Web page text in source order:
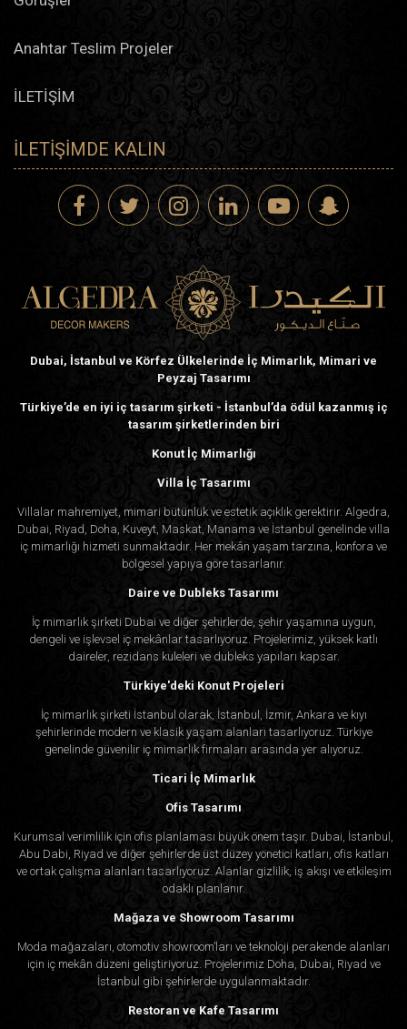
Anahtar Teslim Projeler
İLETİŞİM
İLETIŞIMDE KALIN
Dubai, İstanbul ve Körfez Ülkelerinde İç Mimarlık, Mimari ve
Peyzaj Tasarımı
Türkiye’de en iyi iç tasarım şirketi - İstanbul’da ödül kazanmış iç
tasarım şirketlerinden biri
Konut İç Mimarlığı
Villa İç Tasarımı
Villalar mahremiyet, mimari bütünlük ve estetik açıklık gerektirir. Algedra,
Dubai, Riyad, Doha, Kuveyt, Maskat, Manama ve İstanbul genelinde villa
iç mimarlığı hizmeti sunmaktadır. Her mekân yaşam tarzına, konfora ve
bölgesel yapıya göre tasarlanır.
Daire ve Dubleks Tasarımı
İç mimarlık şirketi Dubai ve diğer şehirlerde, şehir yaşamına uygun,
dengeli ve işlevsel iç mekânlar tasarlıyoruz. Projelerimiz, yüksek katlı
daireler, rezidans kuleleri ve dubleks yapıları kapsar.
Türkiye'deki Konut Projeleri
İç mimarlık şirketi İstanbul olarak, İstanbul, İzmir, Ankara ve kıyı
şehirlerinde modern ve klasik yaşam alanları tasarlıyoruz. Türkiye
genelinde güvenilir iç mimarlık firmaları arasında yer alıyoruz.
Ticari İç Mimarlık
Ofis Tasarımı
Kurumsal verimlilik için ofis planlaması büyük önem taşır. Dubai, İstanbul,
Abu Dabi, Riyad ve diğer şehirlerde üst düzey yönetici katları, ofis katları
ve ortak çalışma alanları tasarlıyoruz. Alanlar gizlilik, iş akışı ve etkileşim
odaklı planlanır.
Mağaza ve Showroom Tasarımı
Moda mağazaları, otomotiv showroom’ları ve teknoloji perakende alanları
için iç mekân düzeni geliştiriyoruz. Projelerimiz Doha, Dubai, Riyad ve
İstanbul gibi şehirlerde uygulanmaktadır.
Restoran ve Kafe Tasarımı